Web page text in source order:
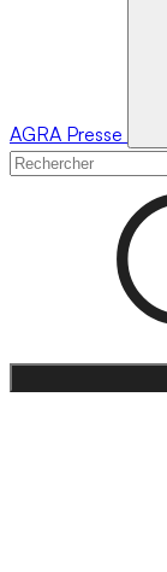
AGRA Presse